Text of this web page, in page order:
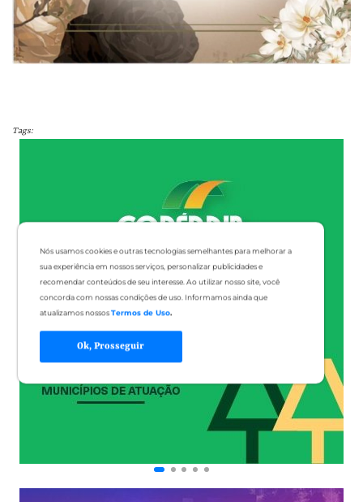
Nós usamos cookies e outras tecnologias semelhantes para melhorar a
sua experiência em nossos serviços, personalizar publicidades e
recomendar conteúdos de seu interesse. Ao utilizar nosso site, você
concorda com nossas condições de uso. Informamos ainda que
atualizamos nossosTermos de Uso.
Ok, Prosseguir
Tags: